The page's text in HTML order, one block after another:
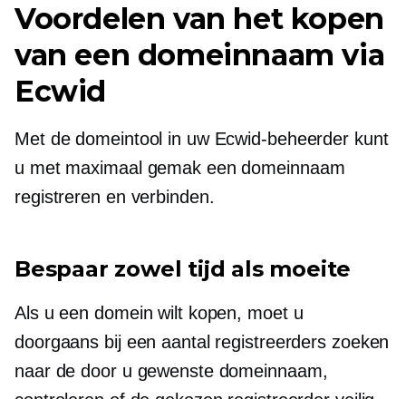
Voordelen van het kopen
van een domeinnaam via
Ecwid
Met de domeintool in uw Ecwid-beheerder kunt
u met maximaal gemak een domeinnaam
registreren en verbinden.
Bespaar zowel tijd als moeite
Als u een domein wilt kopen, moet u
doorgaans bij een aantal registreerders zoeken
naar de door u gewenste domeinnaam,